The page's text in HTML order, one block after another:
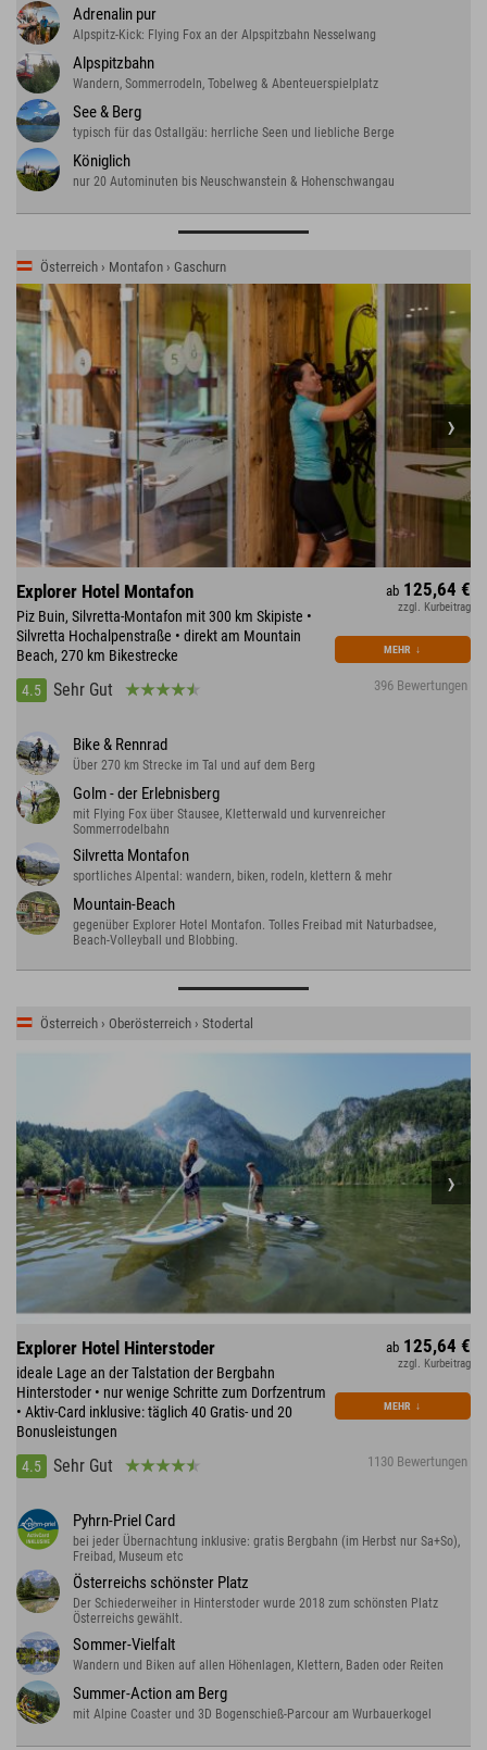
Adrenalin pur
Alpspitz-Kick: Flying Fox an der Alpspitzbahn Nesselwang
Alpspitzbahn
Wandern, Sommerrodeln, Tobelweg & Abenteuerspielplatz
See & Berg
typisch für das Ostallgäu: herrliche Seen und liebliche Berge
Königlich
nur 20 Autominuten bis Neuschwanstein & Hohenschwangau
Österreich › Montafon › Gaschurn
Explorer Hotel Montafon
Piz Buin, Silvretta-Montafon mit 300 km Skipiste •
Silvretta Hochalpenstraße • direkt am Mountain
Beach, 270 km Bikestrecke
4.5
Sehr Gut 396 Bewertungen
ab 125,64 €
zzgl. Kurbeitrag
MEHR ↓
Bike & Rennrad
Über 270 km Strecke im Tal und auf dem Berg
Golm - der Erlebnisberg
mit Flying Fox über Stausee, Kletterwald und kurvenreicher
Sommerrodelbahn
Silvretta Montafon
sportliches Alpental: wandern, biken, rodeln, klettern & mehr
Mountain-Beach
gegenüber Explorer Hotel Montafon. Tolles Freibad mit Naturbadsee,
Beach-Volleyball und Blobbing.
Österreich › Oberösterreich › Stodertal
Explorer Hotel Hinterstoder
ideale Lage an der Talstation der Bergbahn
Hinterstoder • nur wenige Schritte zum Dorfzentrum
• Aktiv-Card inklusive: täglich 40 Gratis- und 20
Bonusleistungen
4.5
Sehr Gut 1130 Bewertungen
ab 125,64 €
zzgl. Kurbeitrag
MEHR ↓
Pyhrn-Priel Card
bei jeder Übernachtung inklusive: gratis Bergbahn (im Herbst nur Sa+So),
Freibad, Museum etc
Österreichs schönster Platz
Der Schiederweiher in Hinterstoder wurde 2018 zum schönsten Platz
Österreichs gewählt.
Sommer-Vielfalt
Wandern und Biken auf allen Höhenlagen, Klettern, Baden oder Reiten
Summer-Action am Berg
mit Alpine Coaster und 3D Bogenschieß-Parcour am Wurbauerkogel